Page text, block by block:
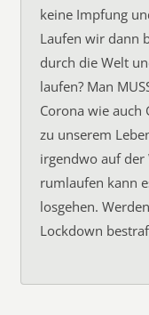
keine Impfung
Laufen wir dann
durch die Welt
laufen? Man
Corona wie auch
zu unserem
irgendwo auf der
rumlaufen kann
losgehen.
Lockdown